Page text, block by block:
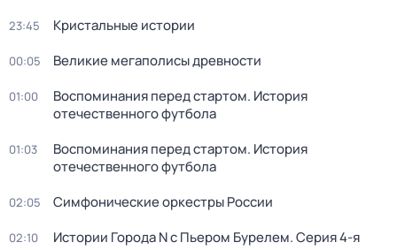
23:45 Кристальные истории
00:05 Великие мегаполисы древности
01:00
Воспоминания перед стартом. История
отечественного футбола
01:03
Воспоминания перед стартом. История
отечественного футбола
02:05 Симфонические оркестры России
02:10 Истории Города N с Пьером Бурелем. Серия 4-я